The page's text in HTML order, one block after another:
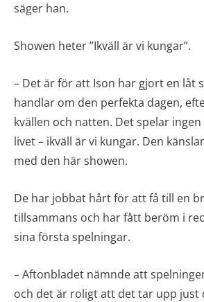
säger han.
Showen heter ”Ikväll är vi kungar”.
– Det är för att Ison har gjort en låt
handlar om den perfekta dagen,
kvällen och natten. Det spelar
livet – ikväll är vi kungar. Den
med den här showen.
De har jobbat hårt för att få till en
tillsammans och har fått beröm i
sina första spelningar.
– Aftonbladet nämnde att
och det är roligt att det tar upp just